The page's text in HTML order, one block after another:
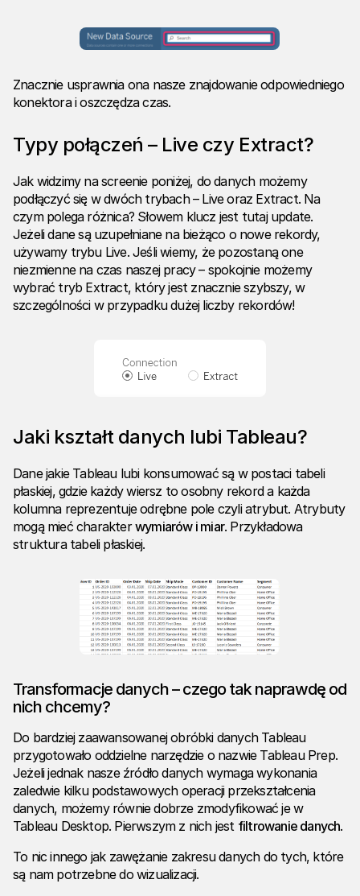
Znacznie usprawnia ona nasze znajdowanie odpowiedniego
konektora i oszczędza czas.
Typy połączeń – Live czy Extract?
Jak widzimy na screenie poniżej, do danych możemy
podłączyć się w dwóch trybach – Live oraz Extract. Na
czym polega różnica? Słowem klucz jest tutaj update.
Jeżeli dane są uzupełniane na bieżąco o nowe rekordy,
używamy trybu Live. Jeśli wiemy, że pozostaną one
niezmienne na czas naszej pracy – spokojnie możemy
wybrać tryb Extract, który jest znacznie szybszy, w
szczególności w przypadku dużej liczby rekordów!
Jaki kształt danych lubi Tableau?
Dane jakie Tableau lubi konsumować są w postaci tabeli
płaskiej, gdzie każdy wiersz to osobny rekord a każda
kolumna reprezentuje odrębne pole czyli atrybut. Atrybuty
mogą mieć charakterwymiarów i miar. Przykładowa
struktura tabeli płaskiej.
Transformacje danych – czego tak naprawdę od
nich chcemy?
Do bardziej zaawansowanej obróbki danych Tableau
przygotowało oddzielne narzędzie o nazwie Tableau Prep.
Jeżeli jednak nasze źródło danych wymaga wykonania
zaledwie kilku podstawowych operacji przekształcenia
danych, możemy równie dobrze zmodyfikować je w
Tableau Desktop. Pierwszym z nich jest filtrowanie danych.
To nic innego jak zawężanie zakresu danych do tych, które
są nam potrzebne do wizualizacji.